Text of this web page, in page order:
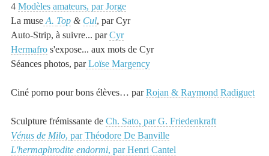
4Modèles amateurs, par Jorge
La muse A. Top & Cul, par Cyr
Auto-Strip, à suivre... parCyr
Hermafro s'expose... aux mots de Cyr
Séances photos, parLoïse Margency
Ciné porno pour bons élèves… parRojan & Raymond Radiguet
Sculpture frémissante deCh. Sato, par G. Friedenkraft
Vénus de Milo, par Théodore De Banville
L'hermaphrodite endormi, par Henri Cantel